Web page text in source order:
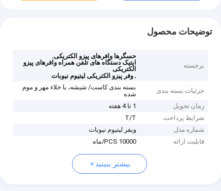
توضیحات محصول
برجسته
حسگرها وافرهای پیزو الکتریکی,
اپتیک دستگاه های تلفن همراه وافرهای پیزو
الکتریکی
,وفر پیزو الکتریکی لیتیوم نیوبات
جزئیات بسته بندی
بسته بندی کاست/ شیشه، با خلاء مهر و موم
شده
زمان تحویل
1 تا 4 هفته
شرایط پرداخت
T/T
شماره مدل
ویفر لیتیوم نیوبات
قابلیت ارائه
10000 PCS/ماه
بیشتر ببینید